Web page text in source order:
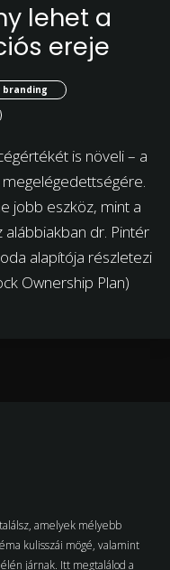
lehet a
ereje
branding
is növeli – a
jobb eszköz, mint a
alábbiakban dr. Pintér
alapítója részletezi
Ownership Plan)
amelyek mélyebb
kulisszái mögé, valamint
járnak. Itt megtalálod a